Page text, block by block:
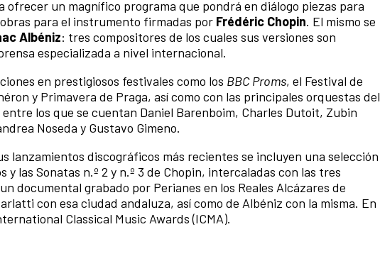
ofrecer un magnífico programa que pondrá en diálogo piezas para
para el instrumento firmadas por Frédéric Chopin. El mismo se
Albéniz: tres compositores de los cuales sus versiones son
especializada a nivel internacional.
en prestigiosos festivales como los BBC Proms, el Festival de
y Primavera de Praga, así como con las principales orquestas del
los que se cuentan Daniel Barenboim, Charles Dutoit, Zubin
Noseda y Gustavo Gimeno.
lanzamientos discográficos más recientes se incluyen una selección
y las Sonatas n.º 2 y n.º 3 de Chopin, intercaladas con las tres
documental grabado por Perianes en los Reales Alcázares de
con esa ciudad andaluza, así como de Albéniz con la misma. En
Classical Music Awards (ICMA).